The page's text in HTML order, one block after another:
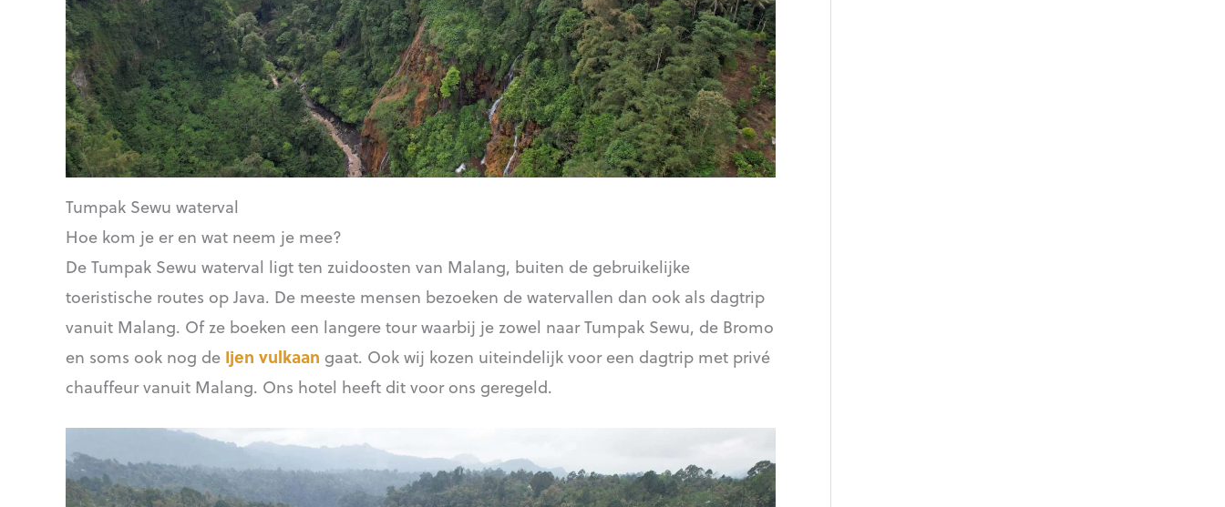
Tumpak Sewu waterval
Hoe kom je er en wat neem je mee?
De Tumpak Sewu waterval ligt ten zuidoosten van Malang, buiten de gebruikelijke
toeristische routes op Java. De meeste mensen bezoeken de watervallen dan ook als dagtrip
vanuit Malang. Of ze boeken een langere tour waarbij je zowel naar Tumpak Sewu, de Bromo
en soms ook nog de Ijen vulkaan gaat. Ook wij kozen uiteindelijk voor een dagtrip met privé
chauffeur vanuit Malang. Ons hotel heeft dit voor ons geregeld.